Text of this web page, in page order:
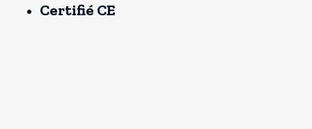
Certifié CE